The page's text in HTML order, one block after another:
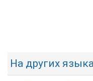
На других